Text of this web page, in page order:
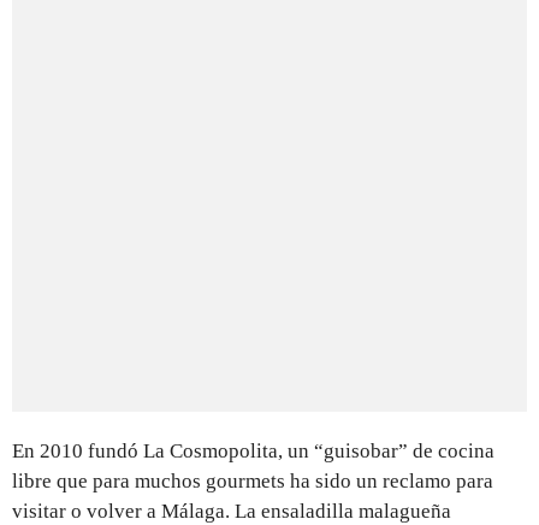
En 2010 fundó La Cosmopolita, un “guisobar” de cocina
libre que para muchos gourmets ha sido un reclamo para
visitar o volver a Málaga. La ensaladilla malagueña